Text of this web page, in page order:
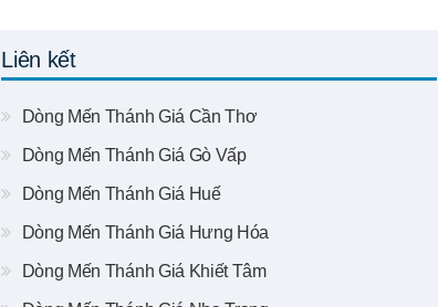
Liên kết
Dòng Mến Thánh Giá Cần Thơ
Dòng Mến Thánh Giá Gò Vấp
Dòng Mến Thánh Giá Huế
Dòng Mến Thánh Giá Hưng Hóa
Dòng Mến Thánh Giá Khiết Tâm